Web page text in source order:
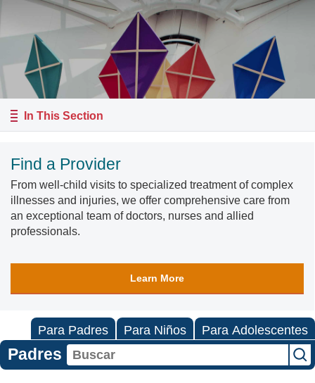
In This Section
Find a Provider
From well-child visits to specialized treatment of complex
illnesses and injuries, we offer comprehensive care from
an exceptional team of doctors, nurses and allied
professionals.
Learn More
Para Padres Para Niños Para Adolescentes
Padres